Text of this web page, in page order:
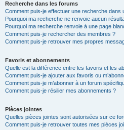
Recherche dans les forums
Comment puis-je effectuer une recherche dans
Pourquoi ma recherche ne renvoie aucun
Pourquoi ma recherche renvoie à une page
Comment puis-je rechercher des membres ?
Comment puis-je retrouver mes propres
Favoris et abonnements
Quelle est la différence entre les favoris et les
Comment puis-je ajouter aux favoris ou
Comment puis-je m’abonner à un forum
Comment puis-je résilier mes abonnements ?
Pièces jointes
Quelles pièces jointes sont autorisées sur ce
Comment puis-je retrouver toutes mes pièces